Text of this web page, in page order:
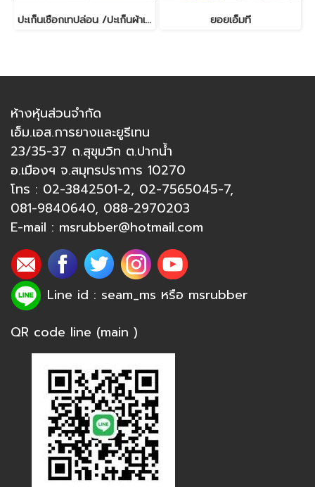
ปะเก็นเชือกเทปล่อน /ปะเก็นผ้าเทป ยอยเอ็มที
ห้างหุ้นส่วนจำกัด
เอ็ม.เอส.การยางและยูรีเทน
23/35-37 ถ.สุขุมวิท ต.ปากน้ำ
อ.เมืองฯ จ.สมุทรปราการ 10270
โทร : 02-3842501-2, 02-7565045-7,
081-9840640, 088-2970203
E-mail : msrubber@hotmail.com
Line id : seam_ms หรือ msrubber
QR code line (main )